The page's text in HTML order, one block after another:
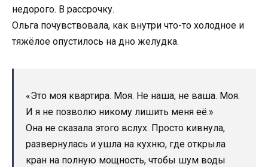
недорого. В рассрочку.
Ольга почувствовала, как внутри что-то холодное и
тяжёлое опустилось на дно желудка.
«Это моя квартира. Моя. Не наша, не ваша. Моя.
И я не позволю никому лишить меня её.»
Она не сказала этого вслух. Просто кивнула,
развернулась и ушла на кухню, где открыла
кран на полную мощность, чтобы шум воды